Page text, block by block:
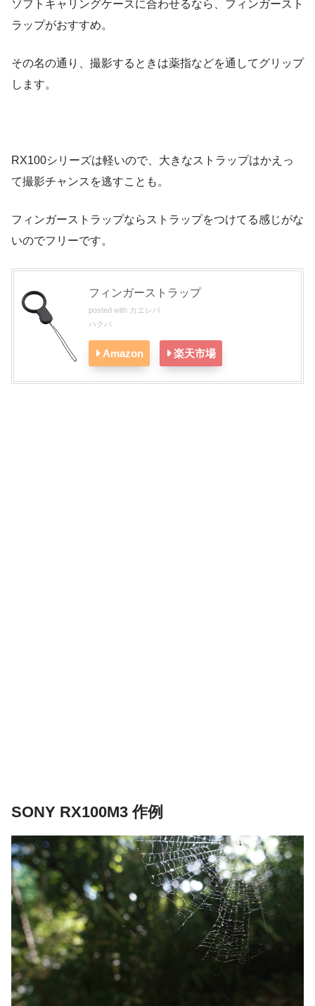
ソフトキャリングケースに合わせるなら、フィンガースト
ラップがおすすめ。
その名の通り、撮影するときは薬指などを通してグリップ
します。
RX100シリーズは軽いので、大きなストラップはかえっ
て撮影チャンスを逃すことも。
フィンガーストラップならストラップをつけてる感じがな
いのでフリーです。
フィンガーストラップ
posted with カエレバ
ハクバ
Amazon 楽天市場
SONY RX100M3 作例